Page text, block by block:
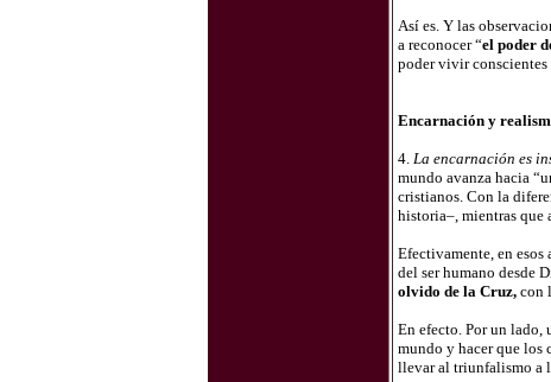
Así es. Y las
a reconocer “el poder
poder vivir conscientes
Encarnación y
4. La encarnación es
mundo avanza hacia
cristianos. Con la
historia–, mientras que
Efectivamente, en esos
del ser humano desde
olvido de la Cruz,con
En efecto. Por un lado,
mundo y hacer que los
llevar al triunfalismo a